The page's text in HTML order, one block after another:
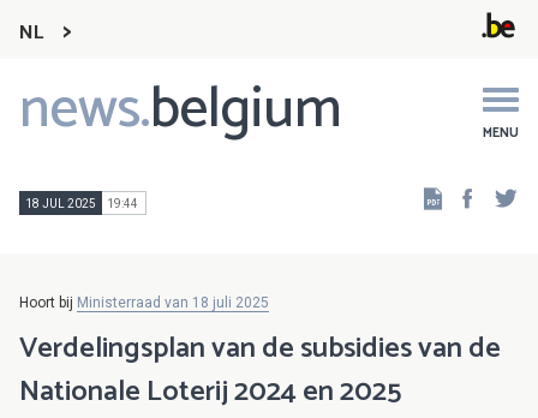
NL
news.belgium MENU
Main
navigation
18 JUL 2025 19:44
Hoort bij Ministerraad van 18 juli 2025
Verdelingsplan van de subsidies van de
Nationale Loterij 2024 en 2025